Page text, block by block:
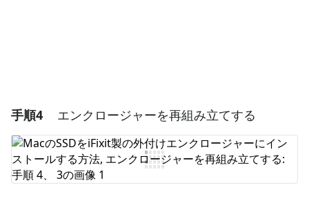
手順4 エンクロージャーを再組み立てする